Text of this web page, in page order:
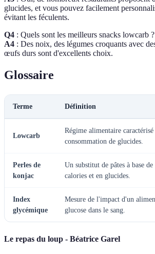
glucides, et vous pouvez facilement
évitant les féculents.
Q4 : Quels sont les meilleurs snacks lowcarb ?
A4 : Des noix, des légumes croquants avec
œufs durs sont d'excellents choix.
Glossaire
Terme Définition
Lowcarb
Régime alimentaire
consommation de glucides.
Perles de
konjac
Un substitut de pâtes à base
calories et en glucides.
Index
glycémique
Mesure de l'impact d'un
glucose dans le sang.
Le repas du loup - Béatrice Garel